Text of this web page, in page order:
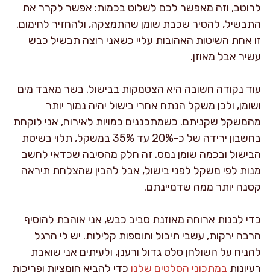
לרוטב, וזה מאפשר לכם לשלוט בכמות: אפשר לקרר את
התבשיל, להסיר שכבת שומן שהתמצקה, ולהחזיר לחימום.
זו אחת השיטות האהובות עליי כשאני רוצה תבשיל כבש
עשיר אבל מאוזן.
עוד נקודה חשובה היא הצטמקות בבישול. בשר מאבד מים
ושומן, ולכן משקל הנתח אחרי בישול יהיה נמוך יותר
מהמשקל שקניתם. כשמתכננים כמויות לאירוח, אני לוקחת
בחשבון ירידה של כ-20% עד 35% במשקל, תלוי בשיטת
הבישול ובכמה שומן נמס. זה חלק מהסיבה שכדאי לחשב
מנות לפי משקל לפני בישול, אבל להבין שהצלחת תיראה
קטנה יותר ממה שדמיינתם.
כדי לבנות ארוחה מאוזנת סביב כבש, אני אוהבת להוסיף
הרבה ירקות, עשבי תיבול ותוספות קלילות. יש לי הרגל
להניח על השולחן סלט גדול ורענן, ולעיתים אני שואבת
רעיונות במתכוני הסלטים שלנו כדי להביא חומציות ופריכות